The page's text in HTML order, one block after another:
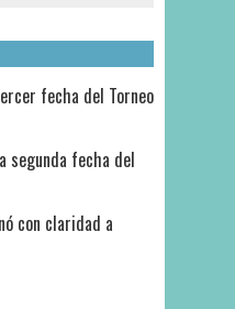
fecha del Torneo
segunda fecha del
con claridad a